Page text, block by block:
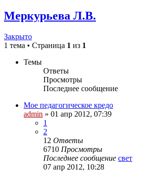
Меркурьева Л.В.
Закрыто
1 тема • Страница 1 из 1
Темы
Ответы
Просмотры
Последнее сообщение
Мое педагогическое кредо
admin » 01 апр 2012, 07:39
1
2
12 Ответы
6710 Просмотры
Последнее сообщение свет
07 апр 2012, 10:28